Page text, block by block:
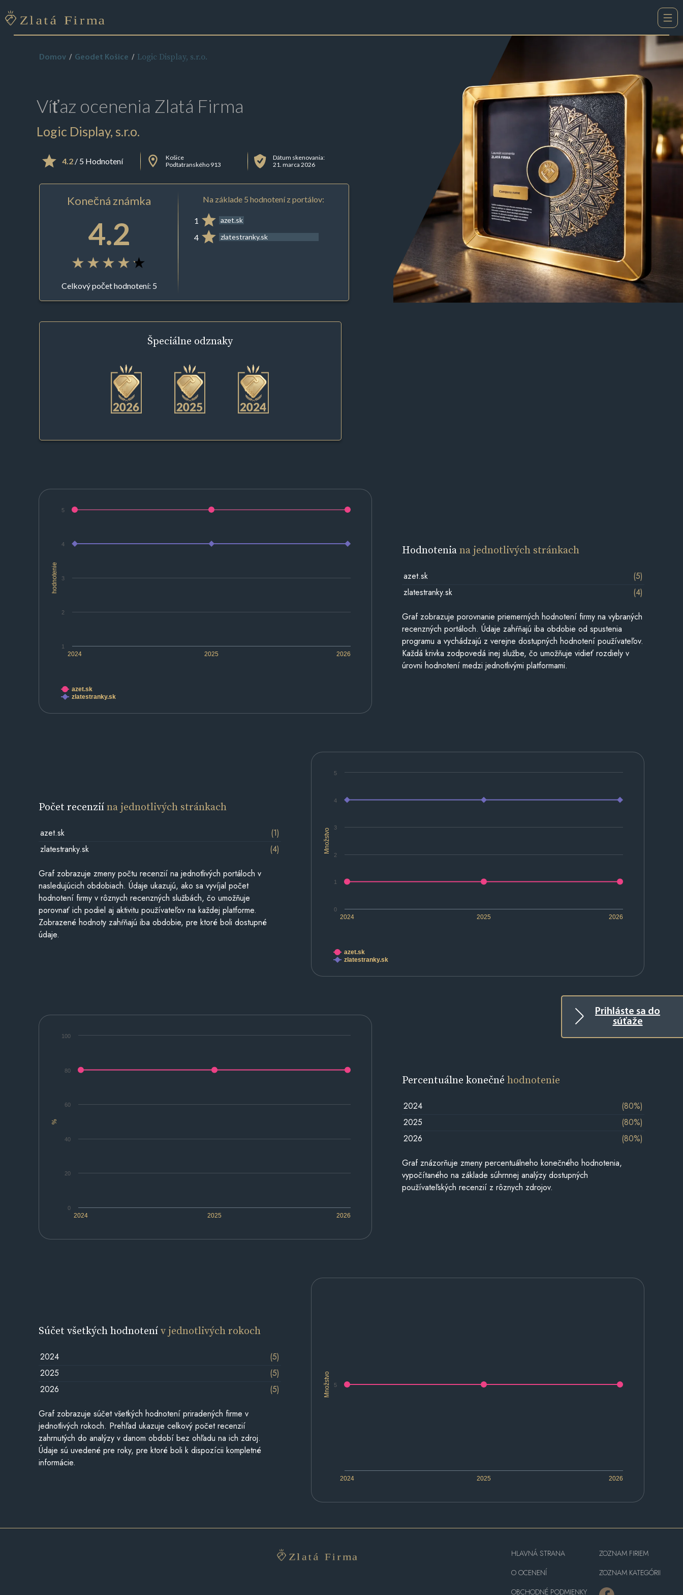
Prihláste sa do
súťaže
Domov Geodet Košice Logic Display, s.r.o.
Víťaz ocenenia Zlatá Firma
Logic Display, s.r.o.
4.2/ 5 Hodnotení
Košice
Podtatranského 913
Dátum skenovania:
21. marca 2026
Konečná známka
4.2
Celkový počet hodnotení: 5
Na základe 5 hodnotení z portálov:
1 azet.sk
4 zlatestranky.sk
Špeciálne odznaky
hodnotenie
2024 2025 2026
1
2
3
4
5
azet.sk
zlatestranky.sk
Hodnoteniana jednotlivých stránkach
azet.sk
(5)
zlatestranky.sk
(4)
Graf zobrazuje porovnanie priemerných hodnotení firmy na vybraných
recenzných portáloch. Údaje zahŕňajú iba obdobie od spustenia
programu a vychádzajú z verejne dostupných hodnotení používateľov.
Každá krivka zodpovedá inej službe, čo umožňuje vidieť rozdiely v
úrovni hodnotení medzi jednotlivými platformami.
Množstvo
2024 2025 2026
0
1
2
3
4
5
azet.sk
zlatestranky.sk
Počet recenziína jednotlivých stránkach
azet.sk
(1)
zlatestranky.sk
(4)
Graf zobrazuje zmeny počtu recenzií na jednotlivých portáloch v
nasledujúcich obdobiach. Údaje ukazujú, ako sa vyvíjal počet
hodnotení firmy v rôznych recenzných službách, čo umožňuje
porovnať ich podiel aj aktivitu používateľov na každej platforme.
Zobrazené hodnoty zahŕňajú iba obdobie, pre ktoré boli dostupné
údaje.
%
2024 2025 2026
0
20
40
60
80
100
Percentuálne konečnéhodnotenie
2024
(80%)
2025
(80%)
2026
(80%)
Graf znázorňuje zmeny percentuálneho konečného hodnotenia,
vypočítaného na základe súhrnnej analýzy dostupných
používateľských recenzií z rôznych zdrojov.
Množstvo
2024 2025 2026
5
Súčet všetkých hodnotenív jednotlivých rokoch
2024
(5)
2025
(5)
2026
(5)
Graf zobrazuje súčet všetkých hodnotení priradených firme v
jednotlivých rokoch. Prehľad ukazuje celkový počet recenzií
zahrnutých do analýzy v danom období bez ohľadu na ich zdroj.
Údaje sú uvedené pre roky, pre ktoré boli k dispozícii kompletné
informácie.
HLAVNÁ STRANA
O OCENENÍ
OBCHODNÉ PODMIENKY
ZOZNAM FIRIEM
ZOZNAM KATEGÓRII